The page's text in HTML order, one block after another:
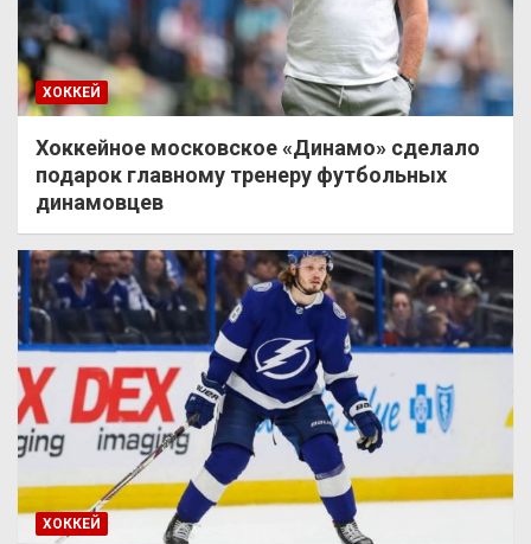
ХОККЕЙ
Хоккейное московское «Динамо» сделало
подарок главному тренеру футбольных
динамовцев
ХОККЕЙ